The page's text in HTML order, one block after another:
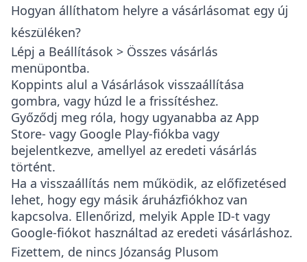
Hogyan állíthatom helyre a vásárlásomat egy új
készüléken?
Lépj a Beállítások > Összes vásárlás
menüpontba.
Koppints alul a Vásárlások visszaállítása
gombra, vagy húzd le a frissítéshez.
Győződj meg róla, hogy ugyanabba az App
Store- vagy Google Play-fiókba vagy
bejelentkezve, amellyel az eredeti vásárlás
történt.
Ha a visszaállítás nem működik, az előfizetésed
lehet, hogy egy másik áruházfiókhoz van
kapcsolva. Ellenőrizd, melyik Apple ID-t vagy
Google-fiókot használtad az eredeti vásárláshoz.
Fizettem, de nincs Józanság Plusom